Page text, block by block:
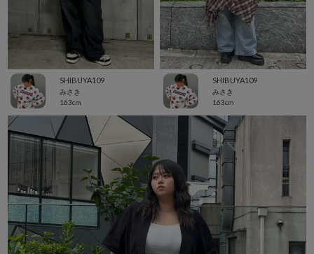
SHIBUYA109
みさき
163cm
SHIBUYA109
みさき
163cm